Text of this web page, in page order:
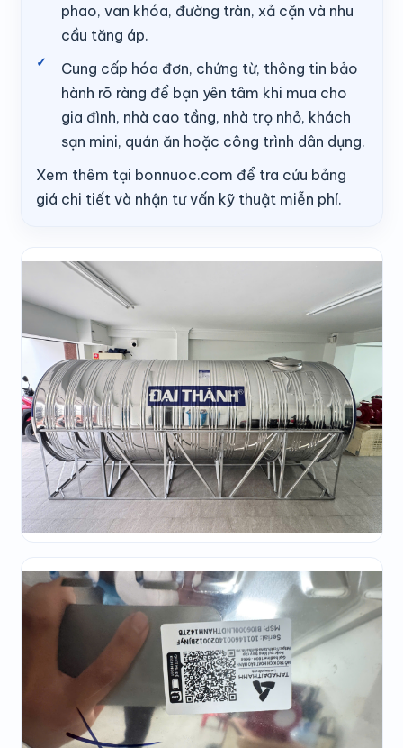
phao, van khóa, đường tràn, xả cặn và nhu
cầu tăng áp.
Cung cấp hóa đơn, chứng từ, thông tin bảo
hành rõ ràng để bạn yên tâm khi mua cho
gia đình, nhà cao tầng, nhà trọ nhỏ, khách
sạn mini, quán ăn hoặc công trình dân dụng.
Xem thêm tại bonnuoc.com để tra cứu bảng
giá chi tiết và nhận tư vấn kỹ thuật miễn phí.